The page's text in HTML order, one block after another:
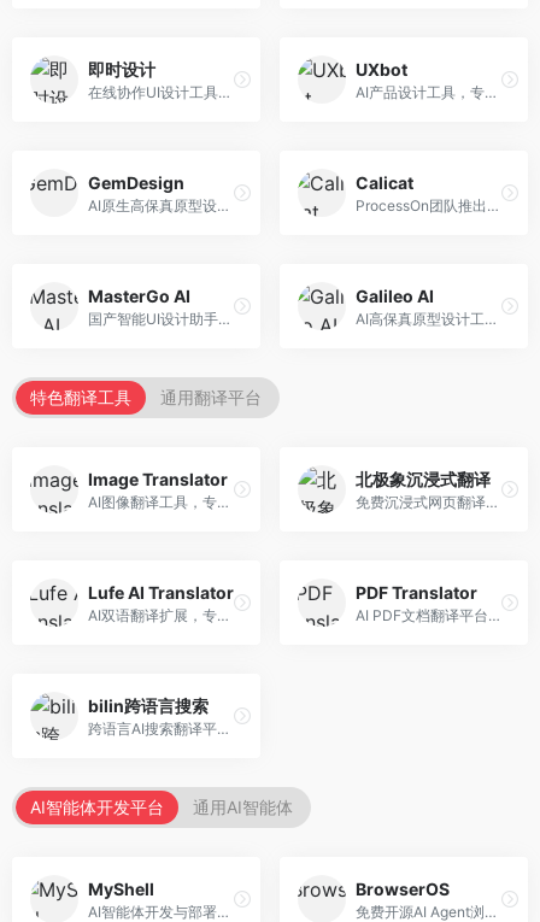
即时设计
在线协作UI设计工具，整合AI设计功能。面向设计师和产品团队，提供界面设计、原型制作、设计资源库等服务，国产协作设计平台。
UXbot
AI产品设计工具，专注于用户体验优化。面向UX设计师，提供用户研究、设计建议、可用性测试等服务，UX设计支持完善。
GemDesign
AI原生高保真原型设计工具，专注于智能设计生成。面向设计师，提供界面生成、设计优化、原型制作等服务，设计自动化程度高。
Calicat
ProcessOn团队推出的产设研协作平台，整合设计与协作功能。面向产品团队，提供设计协作、文档管理、团队沟通等服务，产研协作便捷。
MasterGo AI
国产智能UI设计助手，专注于界面设计自动化。面向UI设计师，提供界面生成、组件设计、设计系统构建等服务，中文用户适配性好。
Galileo AI
AI高保真原型设计工具，专注于UI界面生成。面向设计师和产品团队，提供界面生成、交互设计、设计优化等服务，界面质量高。
特色翻译工具 通用翻译平台
Image Translator
AI图像翻译工具，专注于图片文字翻译。面向设计师和电商从业者，提供图片文字识别、翻译、替换等服务，图像翻译效果好。
北极象沉浸式翻译
免费沉浸式网页翻译工具，专注于阅读体验。面向普通用户，提供网页双语翻译、文档翻译等服务，免费使用，翻译质量高。
Lufe AI Translator
AI双语翻译扩展，专注于浏览器翻译场景。面向外语内容阅读者，提供网页双语翻译、划词翻译等服务，浏览器集成便捷。
PDF Translator
AI PDF文档翻译平台，专注于文档本地化。面向商务人士，提供PDF翻译、格式保留、批量处理等服务，文档翻译专业。
bilin跨语言搜索
跨语言AI搜索翻译平台，专注于信息获取。面向研究者和内容创作者，提供跨语言搜索、内容翻译、信息整合等服务，跨语言检索能力强。
AI智能体开发平台 通用AI智能体
MyShell
AI智能体开发与部署平台，专注于语音交互智能体。面向开发者，提供语音智能体创建、部署服务、社区分享等功能，语音交互能力强。
BrowserOS
免费开源AI Agent浏览器，专注于浏览器自动化。面向开发者，提供浏览器控制、任务自动化、API接口等服务，开源免费。